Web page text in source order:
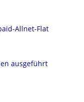
Allnet-Flat
ausgeführt